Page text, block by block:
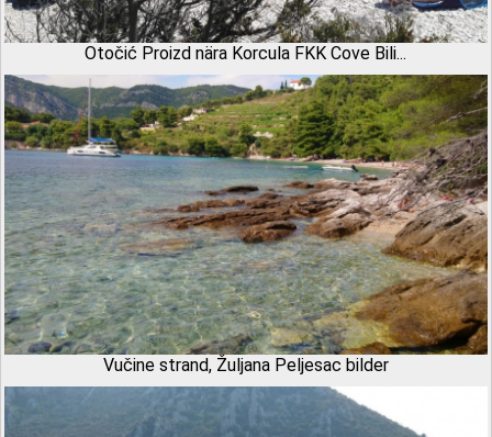
Otočić Proizd nära Korcula FKK Cove Bili...
Vučine strand, Žuljana Peljesac bilder